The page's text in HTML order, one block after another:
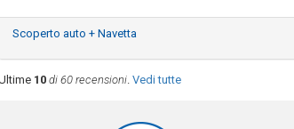
Scoperto auto + Navetta
10 di 60 recensioni. Vedi tutte